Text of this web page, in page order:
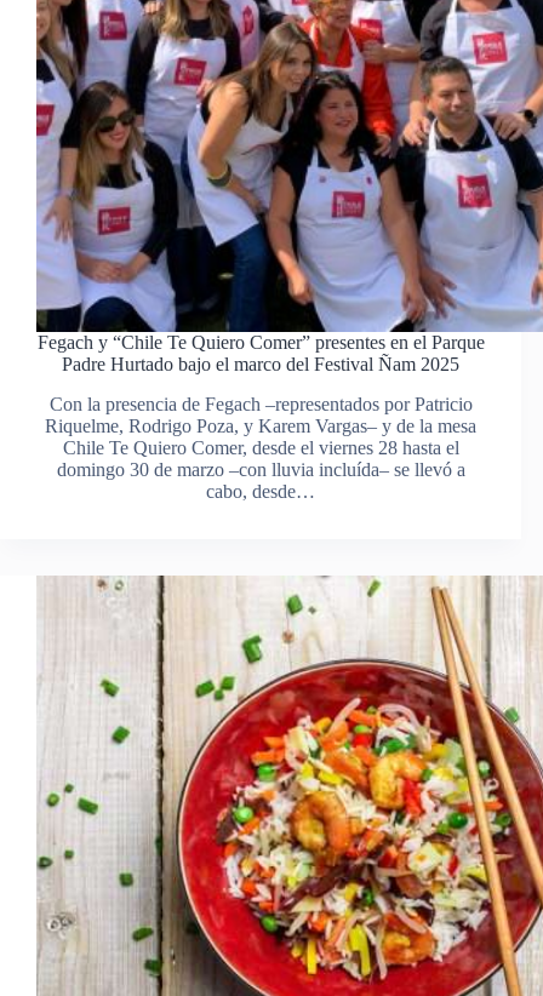
Fegach y “Chile Te Quiero Comer” presentes en el Parque
Padre Hurtado bajo el marco del Festival Ñam 2025
Con la presencia de Fegach –representados por Patricio
Riquelme, Rodrigo Poza, y Karem Vargas– y de la mesa
Chile Te Quiero Comer, desde el viernes 28 hasta el
domingo 30 de marzo –con lluvia incluída– se llevó a
cabo, desde…